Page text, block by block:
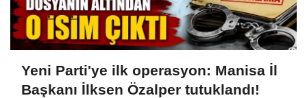
Yeni Parti'ye ilk operasyon: Manisa İl
Başkanı İlksen Özalper tutuklandı!